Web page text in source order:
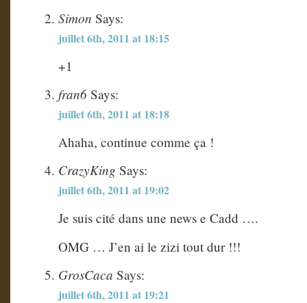
Simon Says:
juillet 6th, 2011 at 18:15
+1
fran6 Says:
juillet 6th, 2011 at 18:18
Ahaha, continue comme ça !
CrazyKing Says:
juillet 6th, 2011 at 19:02
Je suis cité dans une news e Cadd ….
OMG … J’en ai le zizi tout dur !!!
GrosCaca Says:
juillet 6th, 2011 at 19:21